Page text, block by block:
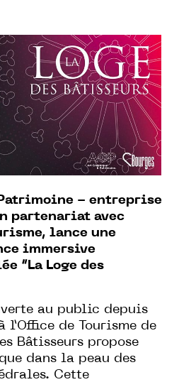
- entreprise
partenariat avec
lance une
immersive
“La Loge des
au public depuis
de Tourisme de
Bâtisseurs propose
dans la peau des
Cette